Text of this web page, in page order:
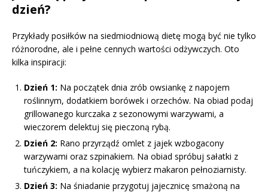
dzień?
Przykłady posiłków na siedmiodniową dietę mogą być nie tylko
różnorodne, ale i pełne cennych wartości odżywczych. Oto
kilka inspiracji:
Dzień 1: Na początek dnia zrób owsiankę z napojem
roślinnym, dodatkiem borówek i orzechów. Na obiad podaj
grillowanego kurczaka z sezonowymi warzywami, a
wieczorem delektuj się pieczoną rybą.
Dzień 2: Rano przyrządź omlet z jajek wzbogacony
warzywami oraz szpinakiem. Na obiad spróbuj sałatki z
tuńczykiem, a na kolację wybierz makaron pełnoziarnisty.
Dzień 3: Na śniadanie przygotuj jajecznicę smażoną na